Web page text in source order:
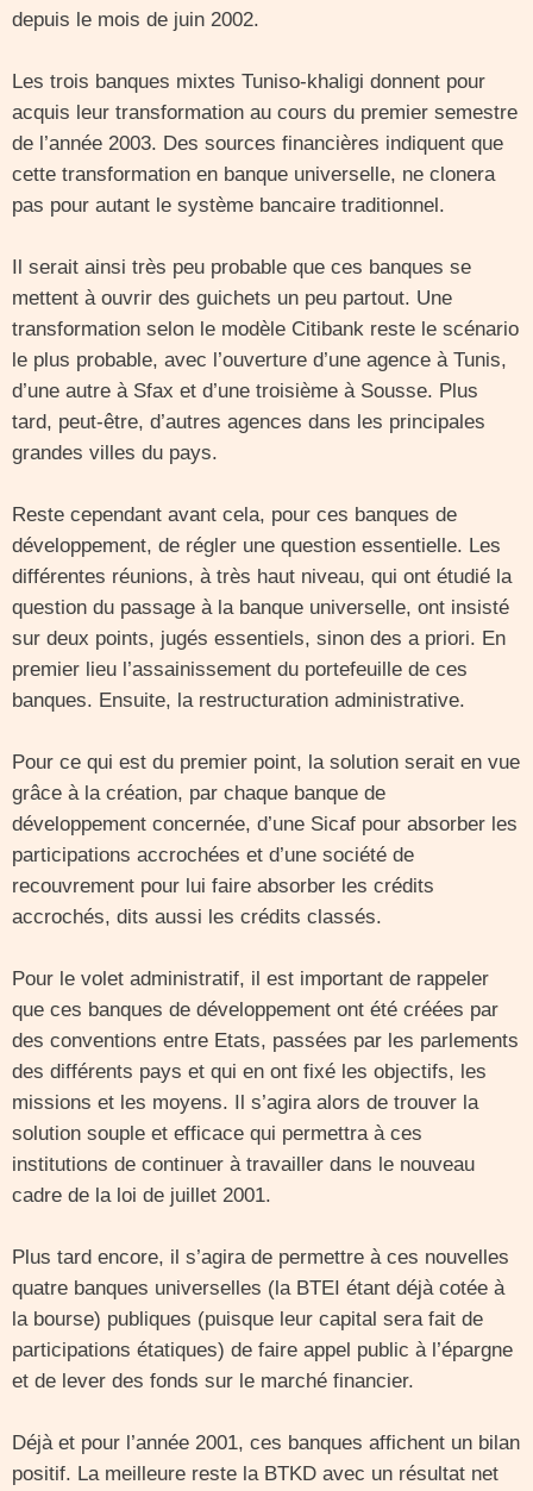
depuis le mois de juin 2002.
Les trois banques mixtes Tuniso-khaligi donnent pour
acquis leur transformation au cours du premier semestre
de l’année 2003. Des sources financières indiquent que
cette transformation en banque universelle, ne clonera
pas pour autant le système bancaire traditionnel.
Il serait ainsi très peu probable que ces banques se
mettent à ouvrir des guichets un peu partout. Une
transformation selon le modèle Citibank reste le scénario
le plus probable, avec l’ouverture d’une agence à Tunis,
d’une autre à Sfax et d’une troisième à Sousse. Plus
tard, peut-être, d’autres agences dans les principales
grandes villes du pays.
Reste cependant avant cela, pour ces banques de
développement, de régler une question essentielle. Les
différentes réunions, à très haut niveau, qui ont étudié la
question du passage à la banque universelle, ont insisté
sur deux points, jugés essentiels, sinon des a priori. En
premier lieu l’assainissement du portefeuille de ces
banques. Ensuite, la restructuration administrative.
Pour ce qui est du premier point, la solution serait en vue
grâce à la création, par chaque banque de
développement concernée, d’une Sicaf pour absorber les
participations accrochées et d’une société de
recouvrement pour lui faire absorber les crédits
accrochés, dits aussi les crédits classés.
Pour le volet administratif, il est important de rappeler
que ces banques de développement ont été créées par
des conventions entre Etats, passées par les parlements
des différents pays et qui en ont fixé les objectifs, les
missions et les moyens. Il s’agira alors de trouver la
solution souple et efficace qui permettra à ces
institutions de continuer à travailler dans le nouveau
cadre de la loi de juillet 2001.
Plus tard encore, il s’agira de permettre à ces nouvelles
quatre banques universelles (la BTEI étant déjà cotée à
la bourse) publiques (puisque leur capital sera fait de
participations étatiques) de faire appel public à l’épargne
et de lever des fonds sur le marché financier.
Déjà et pour l’année 2001, ces banques affichent un bilan
positif. La meilleure reste la BTKD avec un résultat net